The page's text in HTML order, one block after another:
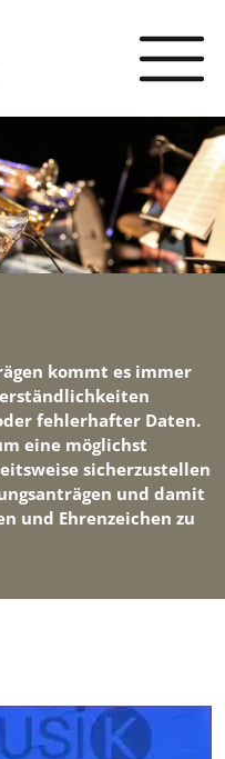
kommt es immer
fehlerhafter Daten.
eine möglichst
sicherzustellen
und damit
und Ehrenzeichen zu